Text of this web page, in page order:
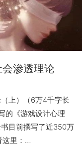
会渗透理论
上）（6万4千字长
《游戏设计心理
目前撰写了近350万
这里：…